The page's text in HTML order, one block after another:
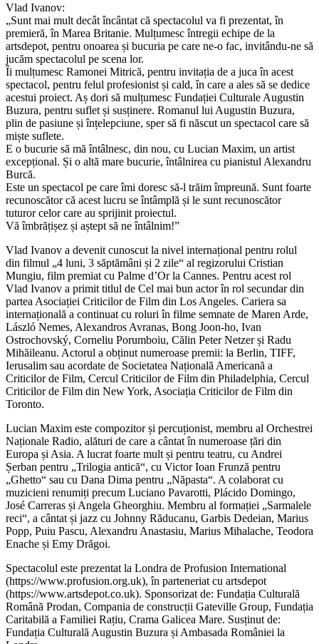
Vlad Ivanov:
„Sunt mai mult decât încântat că spectacolul va fi prezentat, în
premieră, în Marea Britanie. Mulțumesc întregii echipe de la
artsdepot, pentru onoarea și bucuria pe care ne-o fac, invitându-ne să
jucăm spectacolul pe scena lor.
Îi mulțumesc Ramonei Mitrică, pentru invitația de a juca în acest
spectacol, pentru felul profesionist și cald, în care a ales să se dedice
acestui proiect. Aș dori să mulțumesc Fundației Culturale Augustin
Buzura, pentru suflet și susținere. Romanul lui Augustin Buzura,
plin de pasiune și înțelepciune, sper să fi născut un spectacol care să
miște suflete.
E o bucurie să mă întâlnesc, din nou, cu Lucian Maxim, un artist
excepțional. Și o altă mare bucurie, întâlnirea cu pianistul Alexandru
Burcă.
Este un spectacol pe care îmi doresc să-l trăim împreună. Sunt foarte
recunoscător că acest lucru se întâmplă și le sunt recunoscător
tuturor celor care au sprijinit proiectul.
Vă îmbrățișez și aștept să ne întâlnim!”
Vlad Ivanov a devenit cunoscut la nivel internațional pentru rolul
din filmul „4 luni, 3 săptămâni și 2 zile“ al regizorului Cristian
Mungiu, film premiat cu Palme d’Or la Cannes. Pentru acest rol
Vlad Ivanov a primit titlul de Cel mai bun actor în rol secundar din
partea Asociației Criticilor de Film din Los Angeles. Cariera sa
internațională a continuat cu roluri în filme semnate de Maren Arde,
László Nemes, Alexandros Avranas, Bong Joon-ho, Ivan
Ostrochovský, Corneliu Porumboiu, Călin Peter Netzer și Radu
Mihăileanu. Actorul a obținut numeroase premii: la Berlin, TIFF,
Ierusalim sau acordate de Societatea Națională Americană a
Criticilor de Film, Cercul Criticilor de Film din Philadelphia, Cercul
Criticilor de Film din New York, Asociația Criticilor de Film din
Toronto.
Lucian Maxim este compozitor și percuționist, membru al Orchestrei
Naționale Radio, alături de care a cântat în numeroase țări din
Europa și Asia. A lucrat foarte mult și pentru teatru, cu Andrei
Șerban pentru „Trilogia antică“, cu Victor Ioan Frunză pentru
„Ghetto“ sau cu Dana Dima pentru „Năpasta“. A colaborat cu
muzicieni renumiți precum Luciano Pavarotti, Plácido Domingo,
José Carreras și Angela Gheorghiu. Membru al formației „Sarmalele
reci“, a cântat și jazz cu Johnny Răducanu, Garbis Dedeian, Marius
Popp, Puiu Pascu, Alexandru Anastasiu, Marius Mihalache, Teodora
Enache și Emy Drăgoi.
Spectacolul este prezentat la Londra de Profusion International
(https://www.profusion.org.uk), în parteneriat cu artsdepot
(https://www.artsdepot.co.uk). Sponsorizat de: Fundația Culturală
Română Prodan, Compania de construcții Gateville Group, Fundația
Caritabilă a Familiei Rațiu, Crama Galicea Mare. Susținut de:
Fundația Culturală Augustin Buzura și Ambasada României la